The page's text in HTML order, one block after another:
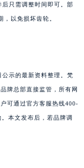
只需调整时间即可。部
以免损坏齿轮。
示的最新资料整理。梵
牌总部直接监管，所有网
可通过官方客服热线400-
本文发布后，若品牌调